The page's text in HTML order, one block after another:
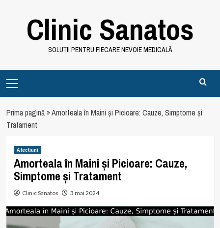
Clinic Sanatos
SOLUȚII PENTRU FIECARE NEVOIE MEDICALĂ
Menu
Prima pagină»Amorteala în Maini și Picioare: Cauze, Simptome și
Tratament
Afectiuni
Amorteala în Maini și Picioare: Cauze,
Simptome și Tratament
Clinic Sanatos 3 mai 2024